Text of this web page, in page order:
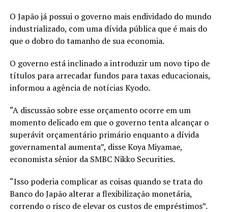
O Japão já possui o governo mais endividado do mundo
industrializado, com uma dívida pública que é mais do
que o dobro do tamanho de sua economia.
O governo está inclinado a introduzir um novo tipo de
títulos para arrecadar fundos para taxas educacionais,
informou a agência de notícias Kyodo.
“A discussão sobre esse orçamento ocorre em um
momento delicado em que o governo tenta alcançar o
superávit orçamentário primário enquanto a dívida
governamental aumenta”, disse Koya Miyamae,
economista sênior da SMBC Nikko Securities.
“Isso poderia complicar as coisas quando se trata do
Banco do Japão alterar a flexibilização monetária,
correndo o risco de elevar os custos de empréstimos”.